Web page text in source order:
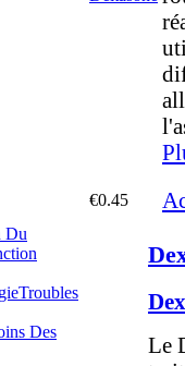
Du
Troubles
Des
€0.45
Le